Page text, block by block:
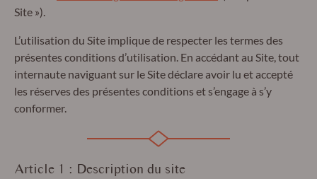
Site »).
L’utilisation du Site implique de respecter les termes des
présentes conditions d’utilisation. En accédant au Site, tout
internaute naviguant sur le Site déclare avoir lu et accepté
les réserves des présentes conditions et s’engage à s’y
conformer.
Article 1 : Description du site